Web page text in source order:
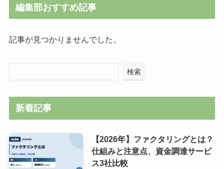
編集部おすすめ記事
記事が見つかりませんでした。
検索
新着記事
【2026年】ファクタリングとは？
仕組みと注意点、資金調達サービ
ス3社比較